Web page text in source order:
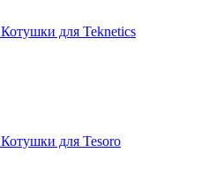
Котушки для Teknetics
Котушки для Tesoro